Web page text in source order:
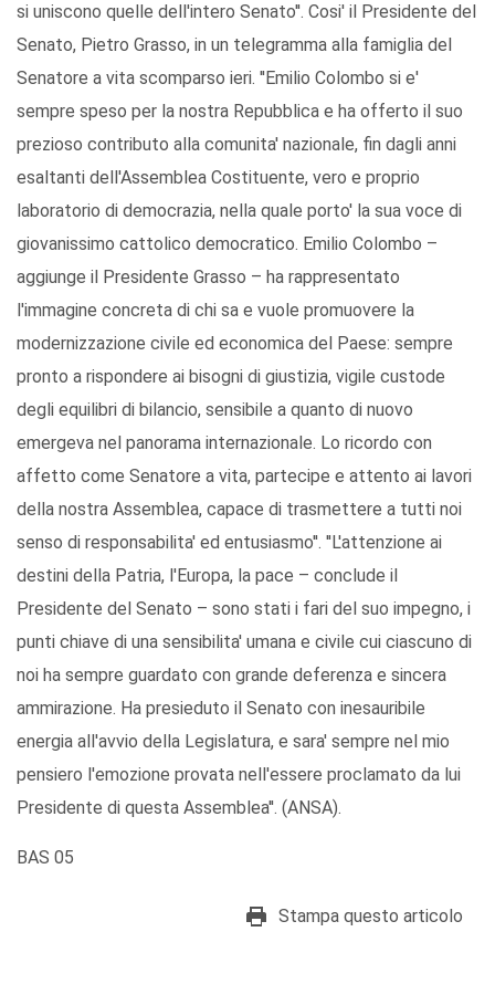
si uniscono quelle dell'intero Senato''. Cosi' il Presidente del
Senato, Pietro Grasso, in un telegramma alla famiglia del
Senatore a vita scomparso ieri. ''Emilio Colombo si e'
sempre speso per la nostra Repubblica e ha offerto il suo
prezioso contributo alla comunita' nazionale, fin dagli anni
esaltanti dell'Assemblea Costituente, vero e proprio
laboratorio di democrazia, nella quale porto' la sua voce di
giovanissimo cattolico democratico. Emilio Colombo –
aggiunge il Presidente Grasso – ha rappresentato
l'immagine concreta di chi sa e vuole promuovere la
modernizzazione civile ed economica del Paese: sempre
pronto a rispondere ai bisogni di giustizia, vigile custode
degli equilibri di bilancio, sensibile a quanto di nuovo
emergeva nel panorama internazionale. Lo ricordo con
affetto come Senatore a vita, partecipe e attento ai lavori
della nostra Assemblea, capace di trasmettere a tutti noi
senso di responsabilita' ed entusiasmo''. ''L'attenzione ai
destini della Patria, l'Europa, la pace – conclude il
Presidente del Senato – sono stati i fari del suo impegno, i
punti chiave di una sensibilita' umana e civile cui ciascuno di
noi ha sempre guardato con grande deferenza e sincera
ammirazione. Ha presieduto il Senato con inesauribile
energia all'avvio della Legislatura, e sara' sempre nel mio
pensiero l'emozione provata nell'essere proclamato da lui
Presidente di questa Assemblea''. (ANSA).
BAS 05
Stampa questo articolo